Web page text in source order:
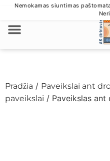
Nemokamas siuntimas
Pradžia / Paveikslai ant
paveikslai / Paveikslas ant